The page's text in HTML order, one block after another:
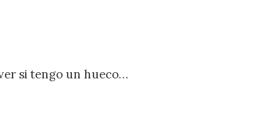
si tengo un hueco…